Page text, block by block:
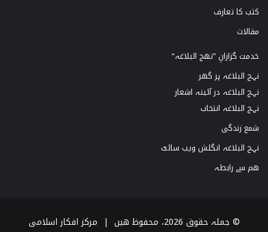
کتب کا تعارف
مقالات
خدمت گزارانِ ”نھج البلاغہ“
نہج البلاغہ ہر گھر
نہج البلاغہ در آئینہ اشعار
نہج البلاغہ انتخاب
شمع زندگی
نہج البلاغہ انگلش ویب سائٹ
ھم سے رابطہ
© جملہ حقوق 2026، محفوظ ھیں | مرکز افکار اسلامی